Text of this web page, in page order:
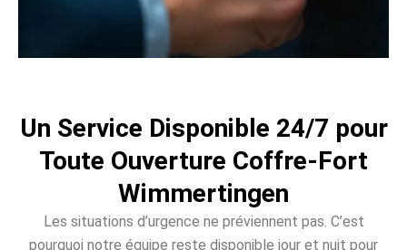
Un Service Disponible 24/7 pour
Toute Ouverture Coffre-Fort
Wimmertingen
Les situations d’urgence ne préviennent pas. C’est
pourquoi notre équipe reste disponible jour et nuit pour